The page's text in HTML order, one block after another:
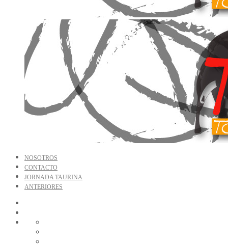
NOSOTROS
CONTACTO
JORNADA TAURINA
ANTERIORES